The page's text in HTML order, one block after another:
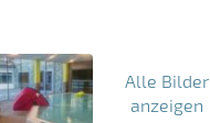
Alle Bilder
anzeigen